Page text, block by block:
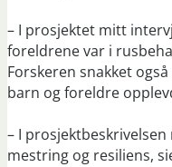
– I prosjektet mitt
foreldrene var i
Forskeren snakket
barn og foreldre
– I
mestring og resiliens,